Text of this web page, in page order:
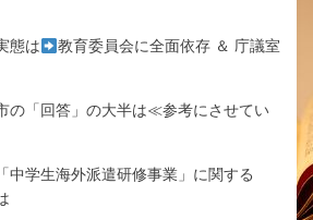
態は
教育委員会に全面依存 ＆ 庁議室
の「回答」の大半は≪参考にさせてい
中学生海外派遣研修事業」に関する